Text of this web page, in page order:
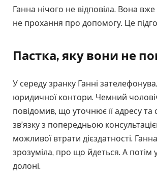
Ганна нічого не відповіла. Вона
не прохання про допомогу. Це
Пастка, яку вони не
У середу зранку Ганні
юридичної контори. Чемний
повідомив, що уточнює її адресу та
зв’язку з попередньою
можливої втрати дієздатності.
зрозуміла, про що йдеться. А потім
долоні.